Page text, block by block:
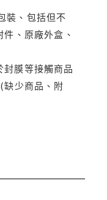
裝、包括但不
、原廠外盒、
膜等接觸商品
少商品、附